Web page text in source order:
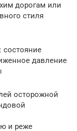
дорогам или
стиля
состояние
давление
осторожной
и реже